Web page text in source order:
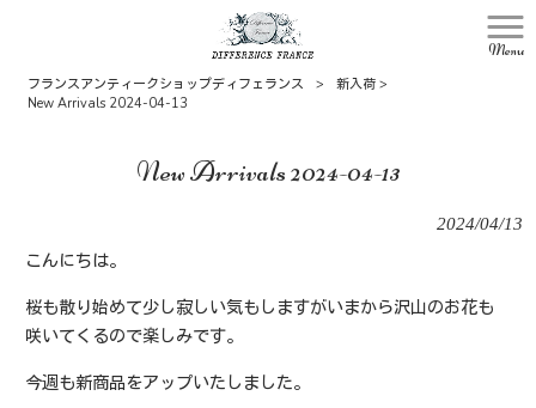
Menu
フランスアンティークショップディフェランス > 新入荷 >
New Arrivals 2024-04-13
New Arrivals 2024-04-13
2024/04/13
こんにちは。
桜も散り始めて少し寂しい気もしますがいまから沢山のお花も
咲いてくるので楽しみです。
今週も新商品をアップいたしました。